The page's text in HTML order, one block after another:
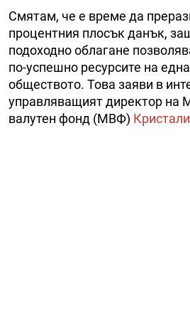
Смятам, че е време да
процентния плосък данък,
подоходно облагане
по-успешно ресурсите на
обществото. Това заяви в
управляващият директор на
валутен фонд (МВФ)